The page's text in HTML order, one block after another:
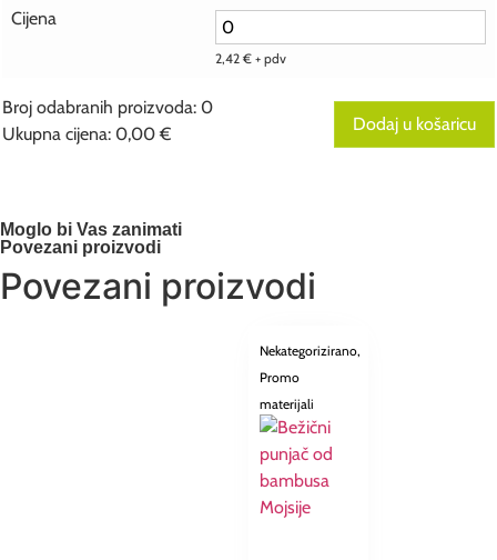
Cijena
2,42 € + pdv
Broj odabranih proizvoda: 0
Ukupna cijena: 0,00 €
Your
total
0,00 €
Dodaj u košaricu
Moglo bi Vas zanimati
Povezani proizvodi
Povezani proizvodi
Nekategorizirano,
Promo
materijali